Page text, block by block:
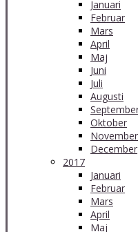
Januari
Februar
Mars
April
Maj
Juni
Juli
Augusti
Oktober
November
December
2017
Januari
Februar
Mars
April
Maj